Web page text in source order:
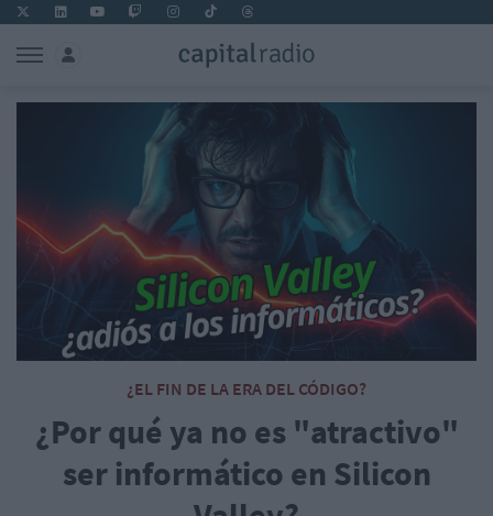
¿EL FIN DE LA ERA DEL CÓDIGO?
¿Por qué ya no es "atractivo"
ser informático en Silicon